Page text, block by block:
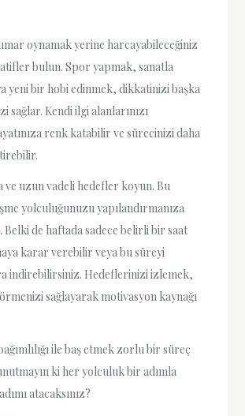
oynamak yerine harcayabileceğiniz
bulun. Spor yapmak, sanatla
yeni bir hobi edinmek, dikkatinizi başka
sağlar. Kendi ilgi alanlarınızı
renk katabilir ve sürecinizi daha
ve uzun vadeli hedefler koyun. Bu
yolculuğunuzu yapılandırmanıza
Belki de haftada sadece belirli bir saat
karar verebilir veya bu süreyi
indirebilirsiniz. Hedeflerinizi izlemek,
sağlayarak motivasyon kaynağı
ile baş etmek zorlu bir süreç
ki her yolculuk bir adımla
atacaksınız?